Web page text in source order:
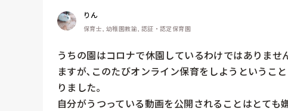
りん
保育士, 幼稚園教諭, 認証・認定保育園
うちの園はコロナで休園しているわけではありま
ますが､このたびオンライン保育をしようというこ
りました｡
自分がうつっている動画を公開されることはとても